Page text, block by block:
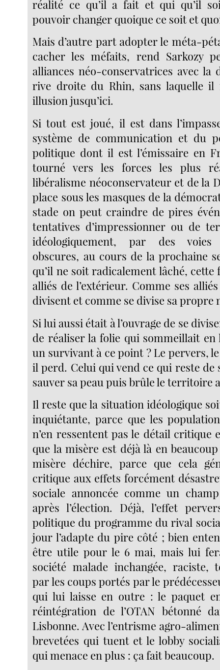
réalité ce qu’il a fait et qui qu’il
pouvoir changer quoique ce soit et
Mais d’autre part adopter le méta-
cacher les méfaits, rend Sarkozy
alliances néo-conservatrices avec la
rive droite du Rhin, sans laquelle il
illusion jusqu’ici.
Si tout est joué, il est dans
système de communication et du
politique dont il est l’émissaire en
tourné vers les forces les plus
libéralisme néoconservateur et de la
place sous les masques de la
stade on peut craindre de pires
tentatives d’impressionner ou de
idéologiquement, par des voies
obscures, au cours de la prochaine
qu’il ne soit radicalement lâché, cette
alliés de l’extérieur. Comme ses
divisent et comme se divise sa propre
Si lui aussi était à l’ouvrage de se
de réaliser la folie qui sommeillait
un survivant à ce point ? Le pervers,
il perd. Celui qui vend ce qui reste de
sauver sa peau puis brûle le territoire
Il reste que la situation idéologique
inquiétante, parce que les
n’en ressentent pas le détail critique
que la misère est déjà là en
misère déchire, parce que cela
critique aux effets forcément
sociale annoncée comme un
après l’élection. Déjà, l’effet
politique du programme du rival
jour l’adapte du pire côté ; bien
être utile pour le 6 mai, mais lui
société malade inchangée, raciste,
par les coups portés par le
qui lui laisse en outre : le paquet
réintégration de l’OTAN bétonné
Lisbonne. Avec l’entrisme agro-
brevetées qui tuent et le lobby
qui menace en plus : ça fait beaucoup.